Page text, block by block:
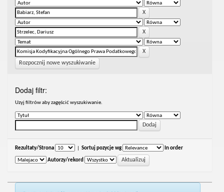
Rozpocznij nowe wyszukiwanie
Dodaj filtr:
Uzyj filtrów aby zagęścić wyszukiwanie.
Rezultaty/Strona Sortuj pozycje wg In order
Autorzy/rekord